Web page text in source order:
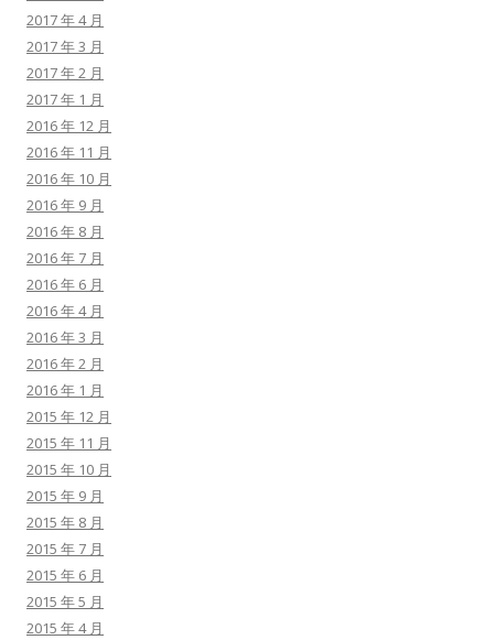
2017 年 4 月
2017 年 3 月
2017 年 2 月
2017 年 1 月
2016 年 12 月
2016 年 11 月
2016 年 10 月
2016 年 9 月
2016 年 8 月
2016 年 7 月
2016 年 6 月
2016 年 4 月
2016 年 3 月
2016 年 2 月
2016 年 1 月
2015 年 12 月
2015 年 11 月
2015 年 10 月
2015 年 9 月
2015 年 8 月
2015 年 7 月
2015 年 6 月
2015 年 5 月
2015 年 4 月